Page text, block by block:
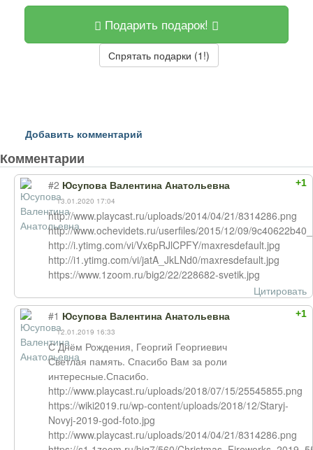
Подарить подарок!
Спрятать подарки (1!)
Добавить комментарий
Комментарии
+1
#2 Юсупова Валентина Анатольевна
13.01.2020 17:04
http://www.playcast.ru/uploads/2014/04/21/8314286.png
http://www.ochevidets.ru/userfiles/2015/12/09/
http://i.ytimg.com/vi/Vx6pRJlCPFY/maxresdefault.jpg
http://i1.ytimg.com/vi/jatA_JkLNd0/maxresdefault.jpg
https://www.1zoom.ru/big2/22/228682-svetik.jpg
Цитировать
+1
#1 Юсупова Валентина Анатольевна
12.01.2019 16:33
С Днём Рождения, Георгий Георгиевич
Светлая память. Спасибо Вам за роли
интересные.Спасибо.
http://www.playcast.ru/uploads/2018/07/15/25545855.png
https://wiki2019.ru/wp-content/uploads/2018/12/Staryj-
Novyj-2019-god-foto.jpg
http://www.playcast.ru/uploads/2014/04/21/8314286.png